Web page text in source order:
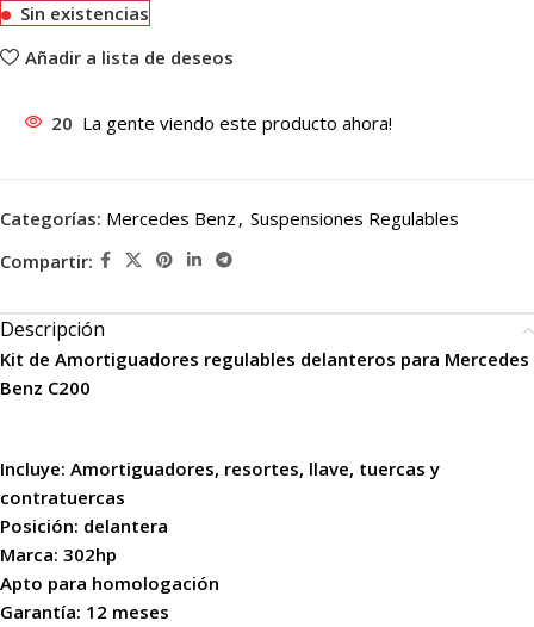
Sin existencias
Añadir a lista de deseos
20 La gente viendo este producto ahora!
Categorías: Mercedes Benz, Suspensiones Regulables
Compartir:
Descripción
Kit de Amortiguadores regulables delanteros para Mercedes
Benz C200
Incluye: Amortiguadores, resortes, llave, tuercas y
contratuercas
Posición: delantera
Marca: 302hp
Apto para homologación
Garantía: 12 meses